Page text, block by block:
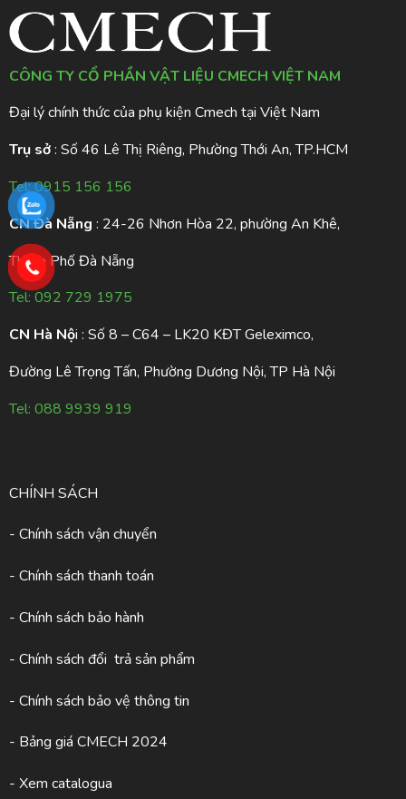
CÔNG TY CỔ PHẦN VẬT LIỆU CMECH VIỆT NAM
Đại lý chính thức của phụ kiện Cmech tại Việt Nam
Trụ sở: Số 46 Lê Thị Riêng, Phường Thới An, TP.HCM
Tel:0915 156 156
CN Đà Nẵng : 24-26 Nhơn Hòa 22, phường An Khê,
Thành Phố Đà Nẵng
Tel:092 729 1975
CN Hà Nội : Số 8 – C64 – LK20 KĐT Geleximco,
Đường Lê Trọng Tấn, Phường Dương Nội, TP Hà Nội
Tel: 088 9939 919
CHÍNH SÁCH
- Chính sách vận chuyển
- Chính sách thanh toán
- Chính sách bảo hành
- Chính sách đổi trả sản phẩm
- Chính sách bảo vệ thông tin
- Bảng giá CMECH 2024
- Xem catalogua